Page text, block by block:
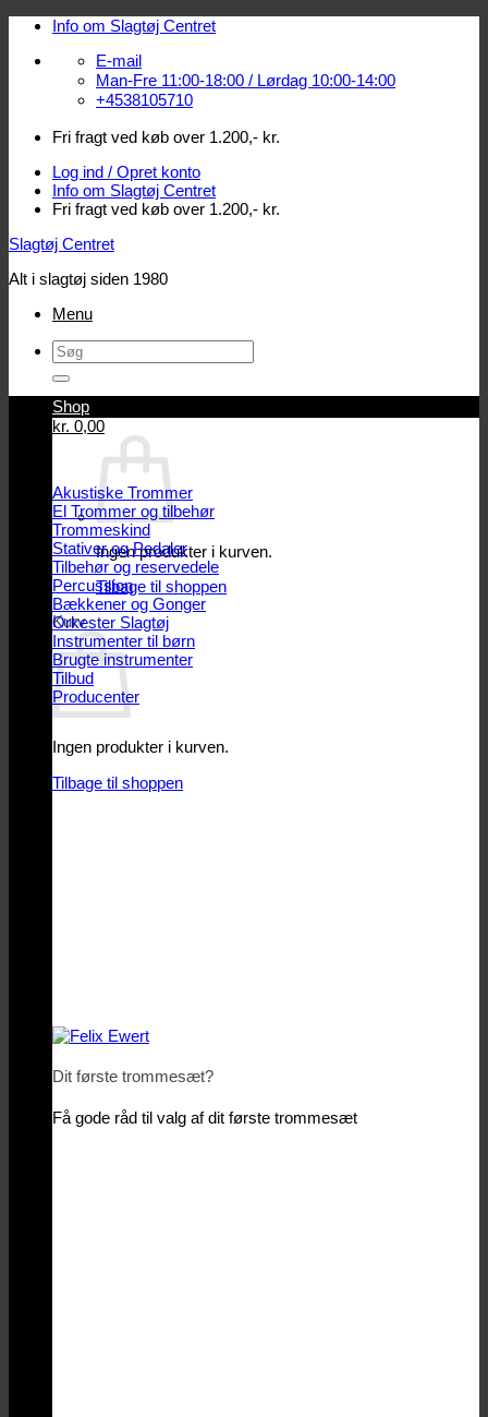
Fortsæt
indhold
Info om Slagtøj Centret
E-mail
Man-Fre 11:00-18:00 / Lørdag 10:00-14:00
+4538105710
Fri fragt ved køb over 1.200,- kr.
Log ind / Opret konto
Info om Slagtøj Centret
Fri fragt ved køb over 1.200,- kr.
Slagtøj Centret
Alt i slagtøj siden 1980
Menu
Søg
efter:
Log ind / Opret konto
kr. 0,00
Ingen produkter i kurven.
Tilbage til shoppen
Kurv
Ingen produkter i kurven.
Tilbage til shoppen
Shop
Akustiske Trommer
El Trommer og tilbehør
Trommeskind
Stativer og Pedaler
Tilbehør og reservedele
Percussion
Bækkener og Gonger
Orkester Slagtøj
Instrumenter til børn
Brugte instrumenter
Tilbud
Producenter
Dit første trommesæt?
Få gode råd til valg af dit første trommesæt